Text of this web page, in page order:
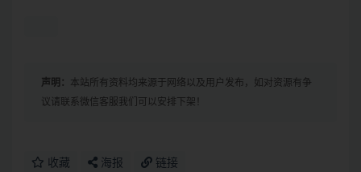
声明： 本站所有资料均来源于网络以及用户发布，如对资源有争
议请联系微信客服我们可以安排下架！
收藏 海报 链接